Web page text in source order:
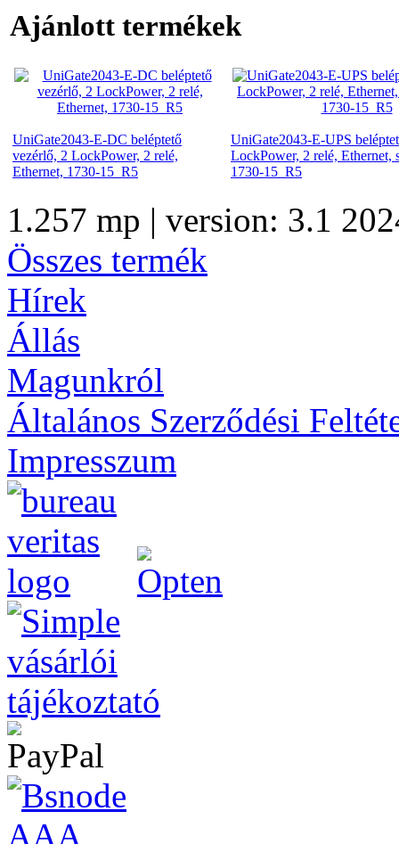
Ajánlott termékek
UniGate2043-E-DC beléptető
vezérlő, 2 LockPower, 2 relé,
Ethernet, 1730-15_R5
UniGate2043-E-UPS
LockPower, 2 relé, Ethernet,
1730-15_R5
1.257 mp | version: 3.1
Összes termék
Hírek
Állás
Magunkról
Általános Szerződési
Impresszum